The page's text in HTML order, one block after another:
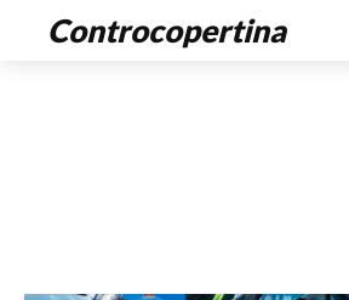
Controcopertina